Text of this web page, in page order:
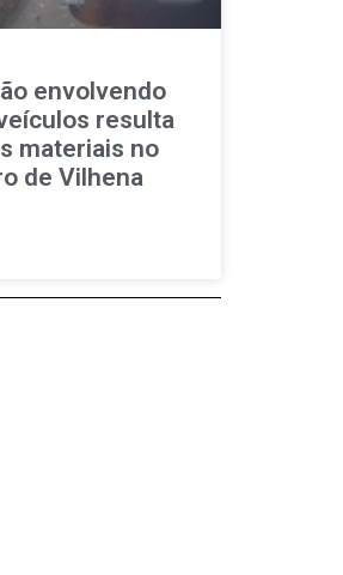
envolvendo
resulta
materiais no
de Vilhena